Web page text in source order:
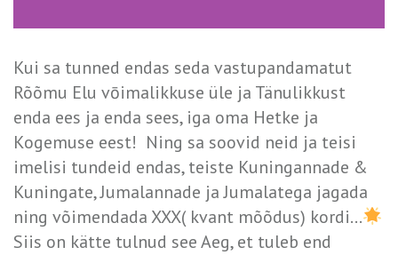
Kui sa tunned endas seda vastupandamatut
Rõõmu Elu vōimalikkuse üle ja Tänulikkust
enda ees ja enda sees, iga oma Hetke ja
Kogemuse eest! Ning sa soovid neid ja teisi
imelisi tundeid endas, teiste Kuningannade &
Kuningate, Jumalannade ja Jumalatega jagada
ning võimendada XXX( kvant mõõdus) kordi…
Siis on kätte tulnud see Aeg, et tuleb end